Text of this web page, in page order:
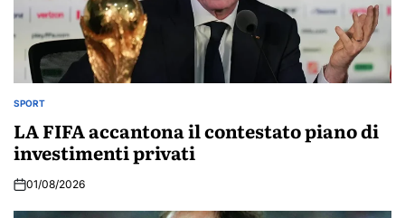
POSTED
SPORT
LA FIFA accantona il contestato piano di
investimenti privati
01/08/2026